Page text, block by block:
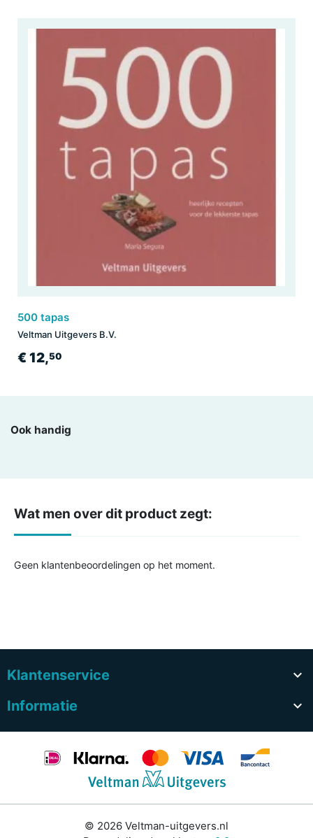
500 tapas
Veltman Uitgevers B.V.
€ 12,50
Ook handig
Wat men over dit product zegt:
Geen klantenbeoordelingen op het moment.
Klantenservice

Informatie

© 2026 Veltman-uitgevers.nl